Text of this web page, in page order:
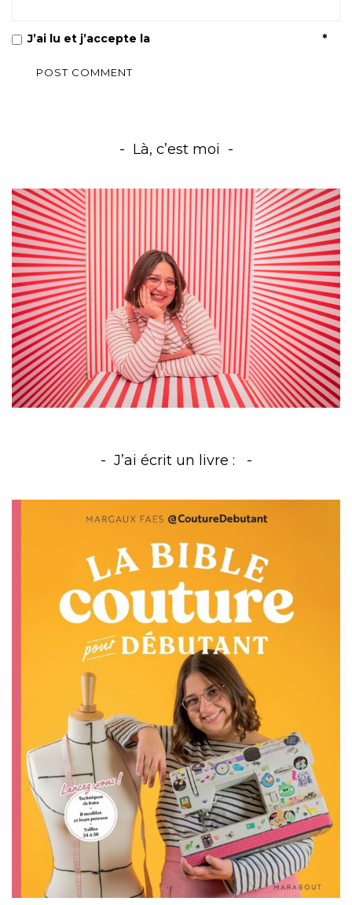
J’ai lu et j’accepte la *
Là, c’est moi
J’ai écrit un livre :